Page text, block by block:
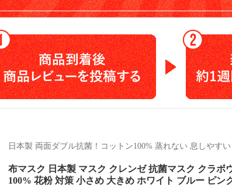
日本製 両面ダブル抗菌！コットン100% 蒸れない 息しやすい
布マスク 日本製 マスク クレンゼ 抗菌マスク クラボ
100% 花粉 対策 小さめ 大きめ ホワイト ブルー ピ